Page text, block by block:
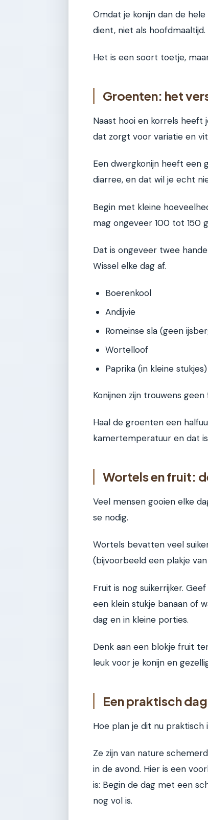
Omdat je konijn dan de
dient, niet als hoofdmaaltijd.
Het is een soort toetje,
Groenten: het
Naast hooi en korrels heeft
dat zorgt voor variatie en
Een dwergkonijn heeft een
diarree, en dat wil je echt
Begin met kleine
mag ongeveer 100 tot 150
Dat is ongeveer twee
Wissel elke dag af.
Boerenkool
Andijvie
Romeinse sla (geen
Wortelloof
Paprika (in kleine stukjes)
Konijnen zijn trouwens
Haal de groenten een
kamertemperatuur en dat
Wortels en fruit:
Veel mensen gooien elke
se nodig.
Wortels bevatten veel
(bijvoorbeeld een plakje
Fruit is nog suikerrijker.
een klein stukje banaan of
dag en in kleine porties.
Denk aan een blokje fruit
leuk voor je konijn en
Een praktisch
Hoe plan je dit nu
Ze zijn van nature
in de avond. Hier is een
is: Begin de dag met een
nog vol is.